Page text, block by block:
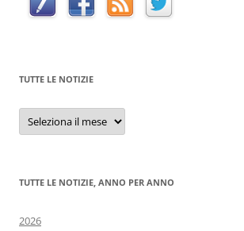
TUTTE LE NOTIZIE
Tutte
notizie
TUTTE LE NOTIZIE, ANNO PER ANNO
2026